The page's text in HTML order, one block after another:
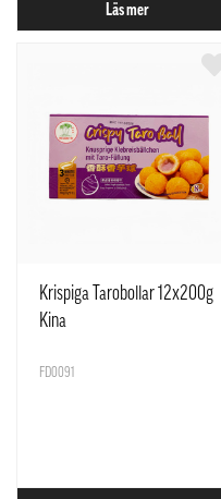
Läs mer
Krispiga Tarobollar 12x200g
Kina
FD0091